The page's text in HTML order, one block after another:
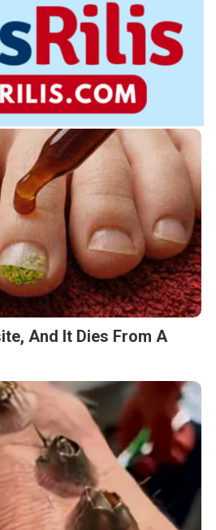
And It Dies From A